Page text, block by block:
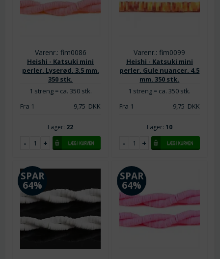
Varenr.: fim0086
Heishi - Katsuki mini
perler. Lyserød. 3.5 mm.
350 stk.
1 streng = ca. 350 stk.
Fra 1
9,75 DKK
Lager: 22
Varenr.: fim0099
Heishi - Katsuki mini
perler. Gule nuancer. 4.5
mm. 350 stk.
1 streng = ca. 350 stk.
Fra 1
9,75 DKK
Lager: 10
SPAR
64%
SPAR
64%